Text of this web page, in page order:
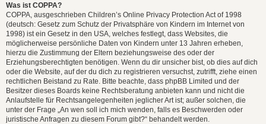
Was ist COPPA?
COPPA, ausgeschrieben Children’s Online Privacy Protection Act of 1998
(deutsch: Gesetz zum Schutz der Privatsphäre von Kindern im Internet von
1998) ist ein Gesetz in den USA, welches festlegt, dass Websites, die
möglicherweise persönliche Daten von Kindern unter 13 Jahren erheben,
hierzu die Zustimmung der Eltern beziehungsweise des oder der
Erziehungsberechtigten benötigen. Wenn du dir unsicher bist, ob dies auf dich
oder die Website, auf der du dich zu registrieren versuchst, zutrifft, ziehe einen
rechtlichen Beistand zu Rate. Bitte beachte, dass phpBB Limited und der
Besitzer dieses Boards keine Rechtsberatung anbieten kann und nicht die
Anlaufstelle für Rechtsangelegenheiten jeglicher Art ist; außer solchen, die
unter der Frage „An wen soll ich mich wenden, falls es Beschwerden oder
juristische Anfragen zu diesem Forum gibt?“ behandelt werden.